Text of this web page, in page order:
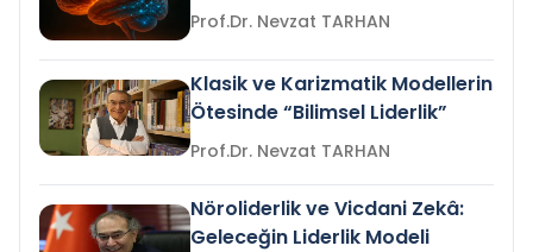
Prof.Dr. Nevzat TARHAN
Klasik ve Karizmatik Modellerin
Ötesinde “Bilimsel Liderlik”
Prof.Dr. Nevzat TARHAN
Nöroliderlik ve Vicdani Zekâ:
Geleceğin Liderlik Modeli